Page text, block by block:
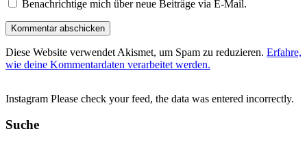
Benachrichtige mich über neue Beiträge via E-Mail.
Diese Website verwendet Akismet, um Spam zu reduzieren. Erfahre,
wie deine Kommentardaten verarbeitet werden.
Instagram Please check your feed, the data was entered incorrectly.
Suche